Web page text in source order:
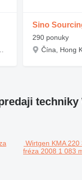
Sino
290 ponuky
techniky
Wirtgen KMA 220
fréza 2008 1 083